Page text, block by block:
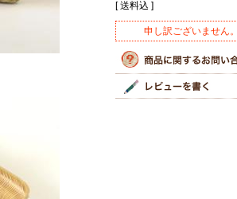
[ 送料込 ]
申し訳ございません